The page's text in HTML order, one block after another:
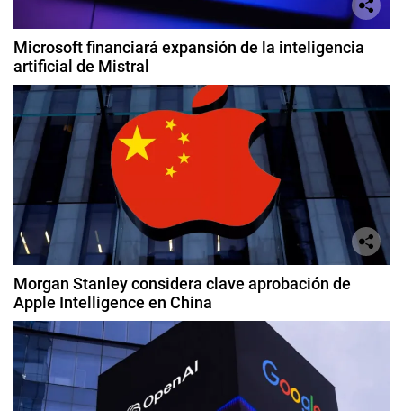
Microsoft financiará expansión de la inteligencia
artificial de Mistral
Morgan Stanley considera clave aprobación de
Apple Intelligence en China